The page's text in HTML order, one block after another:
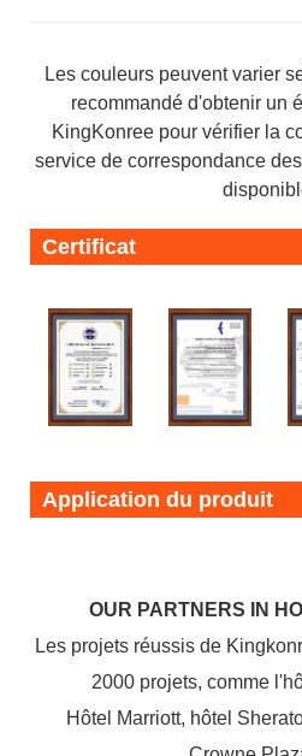
Les couleurs peuvent varier
recommandé d'obtenir un
KingKonree pour vérifier la
service de correspondance
Certificat
Application du produit
OUR PARTNERS IN
Les projets réussis de
2000 projets, comme
Hôtel Marriott, hôtel